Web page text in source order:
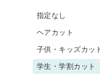
指定なし
ヘアカット
子供・キッズカッ
学生・学割カット